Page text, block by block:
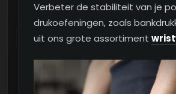
Verbeter de stabiliteit van je
drukoefeningen, zoals
uit ons grote assortiment